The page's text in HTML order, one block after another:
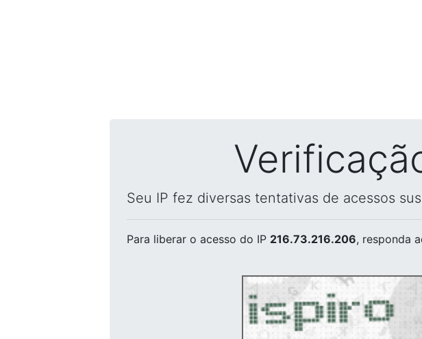
Seu IP fez diversas tentativas de acessos
Para liberar o acesso do IP 216.73.216.206, responda